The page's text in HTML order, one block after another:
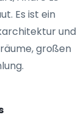
Es ist ein
und
großen